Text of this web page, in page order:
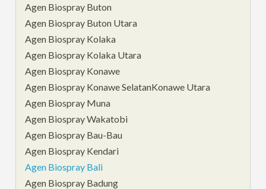
Agen Biospray Buton
Agen Biospray Buton Utara
Agen Biospray Kolaka
Agen Biospray Kolaka Utara
Agen Biospray Konawe
Agen Biospray Konawe SelatanKonawe Utara
Agen Biospray Muna
Agen Biospray Wakatobi
Agen Biospray Bau-Bau
Agen Biospray Kendari
Agen Biospray Bali
Agen Biospray Badung